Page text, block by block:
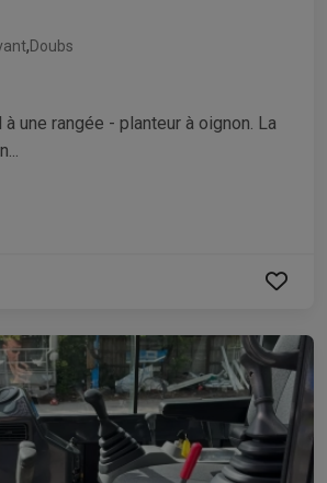
,Doubs
une rangée - planteur à oignon. La